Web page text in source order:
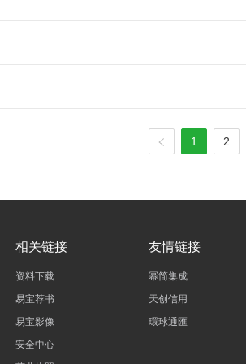
1 2
相关链接
资料下载
易宝荐书
易宝影像
安全中心
友情链接
幂简集成
天创信用
環球通匯